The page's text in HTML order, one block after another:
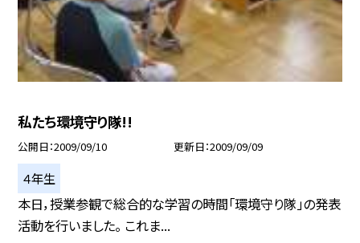
私たち環境守り隊!!
公開日 2009/09/10 更新日 2009/09/09
４年生
本日，授業参観で総合的な学習の時間「環境守り隊」の発表
活動を行いました。 これま...